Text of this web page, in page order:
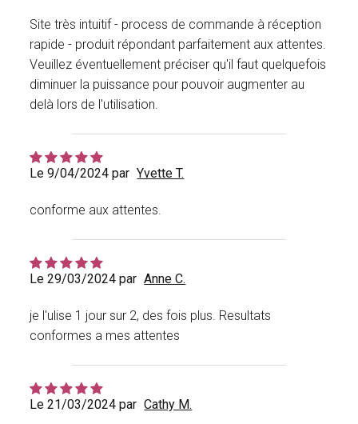
Site très intuitif - process de commande à réception
rapide - produit répondant parfaitement aux attentes.
Veuillez éventuellement préciser qu'il faut quelquefois
diminuer la puissance pour pouvoir augmenter au
delà lors de l'utilisation.
Le 9/04/2024 par Yvette T.
conforme aux attentes.
Le 29/03/2024 par Anne C.
je l'ulise 1 jour sur 2, des fois plus. Resultats
conformes a mes attentes
Le 21/03/2024 par Cathy M.